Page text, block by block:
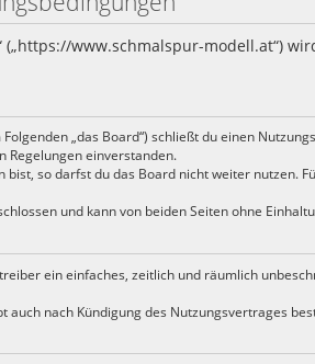
www.schmalspur-modell.at“)
„das Board“) schließt du einen
Regelungen einverstanden.
so darfst du das Board nicht weiter nutzen.
und kann von beiden Seiten ohne
ein einfaches, zeitlich und räumlich
auch nach Kündigung des Nutzungsvertrages